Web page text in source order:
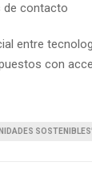
contacto
entre
con